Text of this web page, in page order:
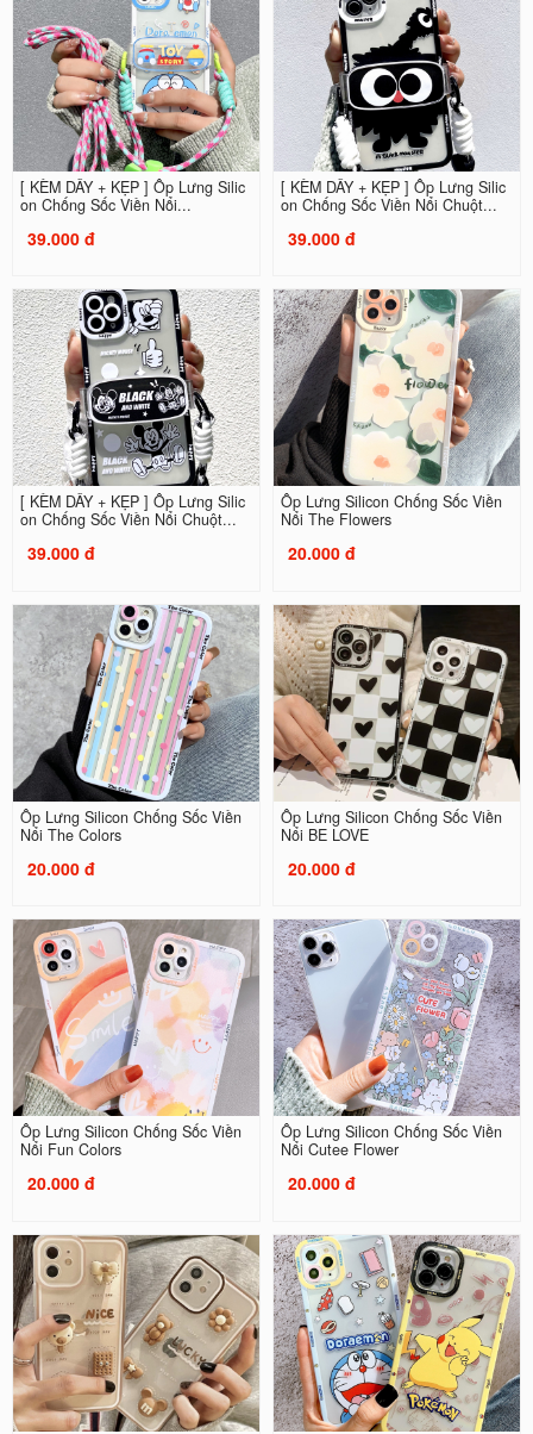
[ KÈM DÂY + KẸP ] Ốp Lưng Silic
on Chống Sốc Viền Nổi...
39.000 đ
[ KÈM DÂY + KẸP ] Ốp Lưng Silic
on Chống Sốc Viền Nổi Chuột...
39.000 đ
[ KÈM DÂY + KẸP ] Ốp Lưng Silic
on Chống Sốc Viền Nổi Chuột...
39.000 đ
Ốp Lưng Silicon Chống Sốc Viền
Nổi The Flowers
20.000 đ
Ốp Lưng Silicon Chống Sốc Viền
Nổi The Colors
20.000 đ
Ốp Lưng Silicon Chống Sốc Viền
Nổi BE LOVE
20.000 đ
Ốp Lưng Silicon Chống Sốc Viền
Nổi Fun Colors
20.000 đ
Ốp Lưng Silicon Chống Sốc Viền
Nổi Cutee Flower
20.000 đ